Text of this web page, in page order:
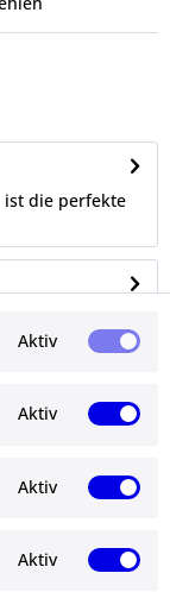
ist die perfekte
Aktiv
Aktiv
Aktiv
Aktiv